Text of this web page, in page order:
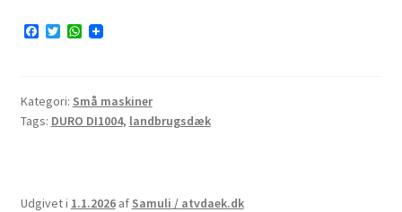
F
o
o
k
T
e
r
W
A
p
p
Kategori: Små maskiner
Tags: DURO DI1004, landbrugsdæk
Udgivet i 1.1.2026 af Samuli / atvdaek.dk